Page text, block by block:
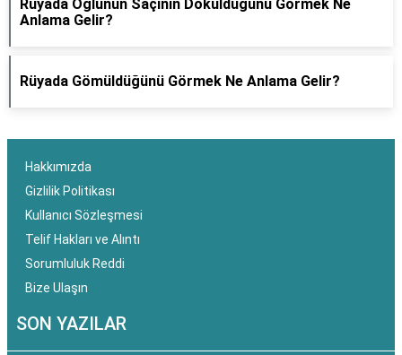
Rüyada Oğlunun Saçının Döküldüğünü Görmek Ne
Anlama Gelir?
Rüyada Gömüldüğünü Görmek Ne Anlama Gelir?
Hakkımızda
Gizlilik Politikası
Kullanıcı Sözleşmesi
Telif Hakları ve Alıntı
Sorumluluk Reddi
Bize Ulaşın
SON YAZILAR